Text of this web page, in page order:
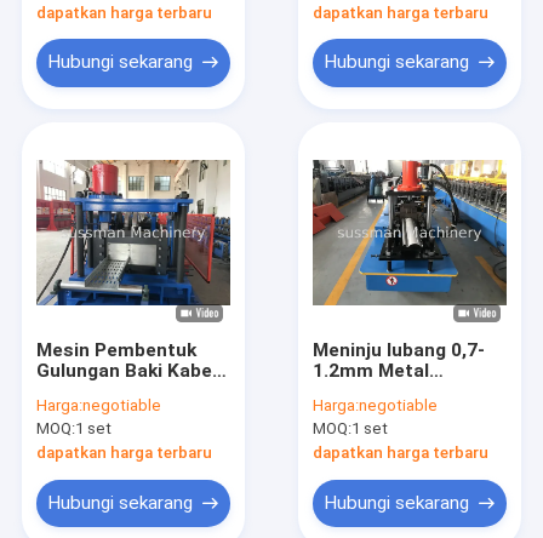
dapatkan harga terbaru
Hubungi sekarang
dapatkan harga terbaru
Hubungi sekarang
Mesin Pembentuk
Gulungan Baki Kabel
Dapat Disesuaikan
100-600mm
Ketebalan 2mm
Harga:negotiable
MOQ:1 set
dapatkan harga terbaru
Hubungi sekarang
Meninju lubang 0,7-
1.2mm Metal
Shutter Roll
membentuk Mesin
Harga:negotiable
MOQ:1 set
dapatkan harga terbaru
Hubungi sekarang